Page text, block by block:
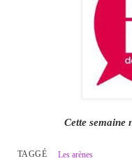
Cette semaine
TAGGÉ Les arènes